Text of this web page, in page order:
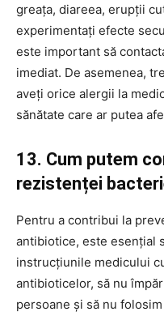
greața, diareea, erupții
experimentați efecte
este important să
imediat. De asemenea,
aveți orice alergii la
sănătate care ar putea
13. Cum putem
rezistenței
Pentru a contribui la
antibiotice, este esențial
instrucțiunile medicului
antibioticelor, să nu
persoane și să nu